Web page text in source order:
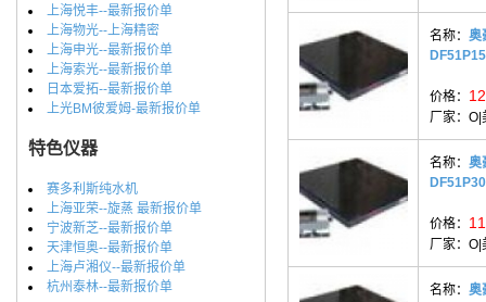
上海悦丰--最新报价单
上海物光--上海精密
上海申光--最新报价单
上海索光--最新报价单
日本爱拓--最新报价单
上光BM彼爱姆-最新报价单
特色仪器
赛多利斯纯水机
上海亚荣--旋蒸 最新报价单
宁波新芝--最新报价单
天津恒奥--最新报价单
上海卢湘仪--最新报价单
杭州泰林--最新报价单
名称： 奥
价格：
厂家： O|
名称： 奥
价格：
厂家： O|
名称： 奥